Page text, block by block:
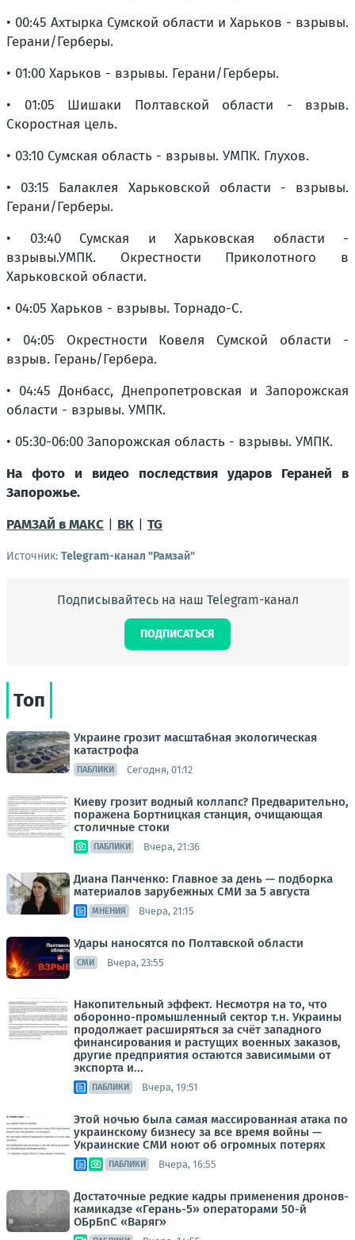
• 00:45 Ахтырка Сумской области и Харьков - взрывы.
Герани/Герберы.
• 01:00 Харьков - взрывы. Герани/Герберы.
• 01:05 Шишаки Полтавской области - взрыв.
Скоростная цель.
• 03:10 Сумская область - взрывы. УМПК. Глухов.
• 03:15 Балаклея Харьковской области - взрывы.
Герани/Герберы.
• 03:40 Сумская и Харьковская области -
взрывы.УМПК. Окрестности Приколотного в
Харьковской области.
• 04:05 Харьков - взрывы. Торнадо-С.
• 04:05 Окрестности Ковеля Сумской области -
взрыв. Герань/Гербера.
• 04:45 Донбасс, Днепропетровская и Запорожская
области - взрывы. УМПК.
• 05:30-06:00 Запорожская область - взрывы. УМПК.
На фото и видео последствия ударов Гераней в
Запорожье.
РАМЗАЙ в МАКС
ВК TG
Источник: Telegram-канал "Рамзай"
Подписывайтесь на наш Telegram-канал
ПОДПИСАТЬСЯ
Топ
Украине грозит масштабная экологическая
катастрофа
ПАБЛИКИ Сегодня, 01:12
Киеву грозит водный коллапс? Предварительно,
поражена Бортницкая станция, очищающая
столичные стоки
ПАБЛИКИ Вчера, 21:36
Диана Панченко: Главное за день — подборка
материалов зарубежных СМИ за 5 августа
МНЕНИЯ Вчера, 21:15
Удары наносятся по Полтавской области
СМИ Вчера, 23:55
Накопительный эффект. Несмотря на то, что
оборонно-промышленный сектор т.н. Украины
продолжает расширяться за счёт западного
финансирования и растущих военных заказов,
другие предприятия остаются зависимыми от
экспорта и...
ПАБЛИКИ Вчера, 19:51
Этой ночью была самая массированная атака по
украинскому бизнесу за все время войны —
Украинские СМИ ноют об огромных потерях
ПАБЛИКИ Вчера, 16:55
Достаточные редкие кадры применения дронов-
камикадзе «Герань-5» операторами 50-й
ОБрБпС «Варяг»